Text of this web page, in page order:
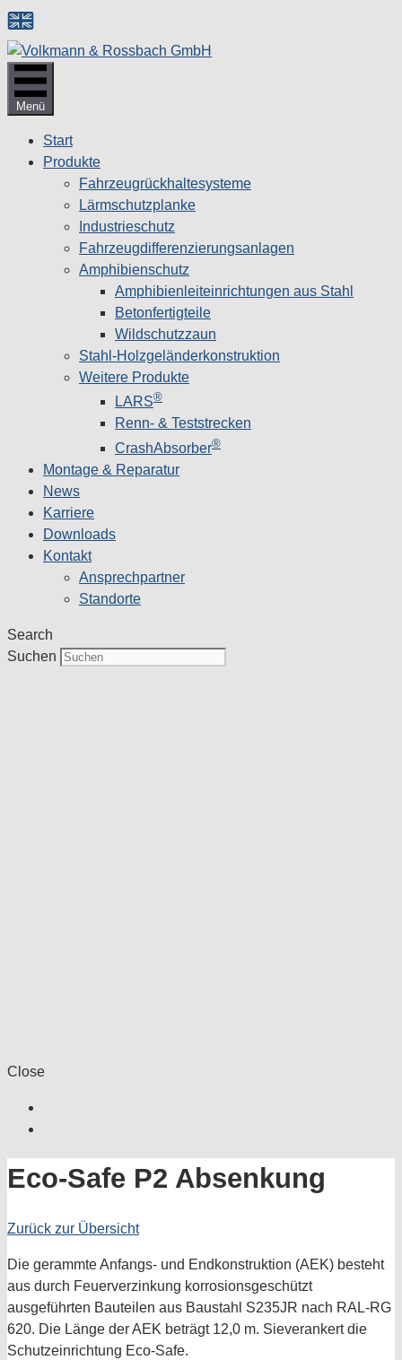
Zum
Inhalt
springen
Menü
Start
Produkte
Fahrzeugrückhaltesysteme
Lärmschutzplanke
Industrieschutz
Fahrzeug­differenzierungsanlagen
Amphibienschutz
Amphibienleiteinrichtungen aus Stahl
Betonfertigteile
Wildschutzzaun
Stahl-Holzgeländerkonstruktion
Weitere Produkte
LARS®
Renn- & Teststrecken
CrashAbsorber®
Montage & Reparatur
News
Karriere
Downloads
Kontakt
Ansprechpartner
Standorte
Search
Suchen
Close
Eco-Safe P2 Absenkung
Zurück zur Übersicht
Die gerammte Anfangs- und Endkonstruktion (AEK) besteht
aus durch Feuerverzinkung korrosionsgeschützt
ausgeführten Bauteilen aus Baustahl S235JR nach RAL-RG
620. Die Länge der AEK beträgt 12,0 m. Sieverankert die
Schutzeinrichtung Eco-Safe.